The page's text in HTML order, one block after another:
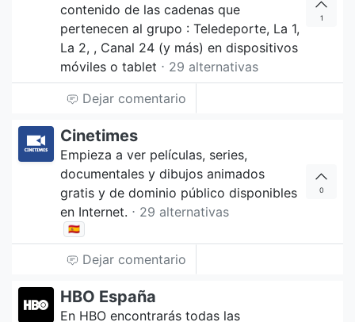
contenido de las cadenas que
pertenecen al grupo : Teledeporte, La 1,
La 2, , Canal 24 (y más) en dispositivos
móviles o tablet ⋅ 29 alternativas
1
Dejar comentario
Cinetimes
Empieza a ver películas, series,
documentales y dibujos animados
gratis y de dominio público disponibles
en Internet. ⋅ 29 alternativas
🇪🇸
0
Dejar comentario
HBO España
En HBO encontrarás todas las